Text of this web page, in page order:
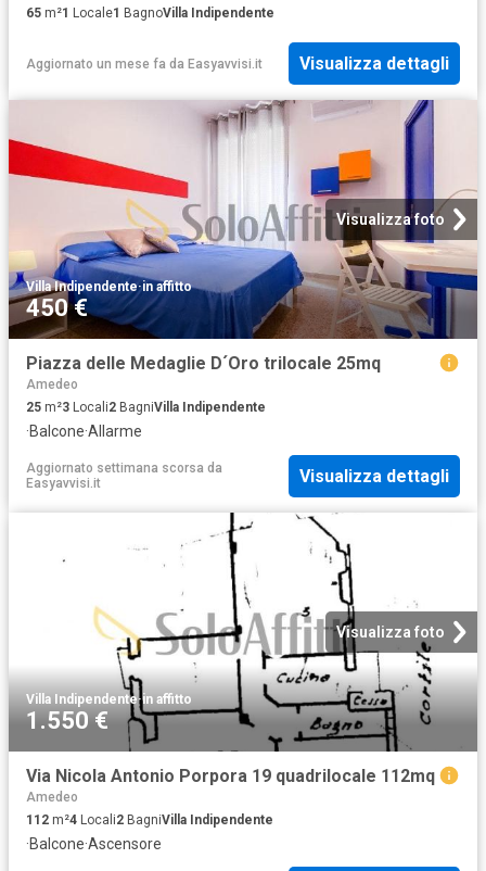
65 m²1 Locale1 BagnoVilla Indipendente
Aggiornato un mese fa da Easyavvisi.it Visualizza dettagli
Visualizza foto
Villa Indipendente·in affitto
450 €
Piazza delle Medaglie D´Oro trilocale 25mq
Amedeo
25 m²3 Locali2 BagniVilla Indipendente
·Balcone·Allarme
Aggiornato settimana scorsa da
Easyavvisi.it
Visualizza dettagli
Visualizza foto
Villa Indipendente·in affitto
1.550 €
Via Nicola Antonio Porpora 19 quadrilocale 112mq
Amedeo
112 m²4 Locali2 BagniVilla Indipendente
·Balcone·Ascensore